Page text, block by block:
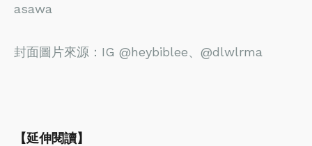
asawa
封面圖片來源：IG @heybiblee、@dlwlrma
【延伸閱讀】